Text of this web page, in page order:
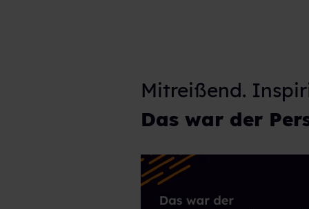
Mitreißend.
Das war der